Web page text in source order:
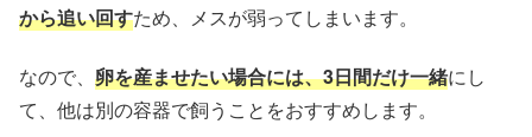
から追い回すため、メスが弱ってしまいます。
なので、 卵を産ませたい場合には、3日間だけ一緒にし
て、他は別の容器で飼うことをおすすめします。